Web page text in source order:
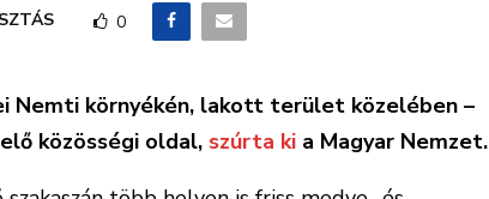
0
Nemti környékén, lakott terület közelében –
közösségi oldal, szúrta ki a Magyar Nemzet.